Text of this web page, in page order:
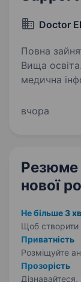
Doctor
Повна
Вища освіта. Doctor Eleks — це українська
медична
пацієнтів
вчора
нової
Не більше 3
Щоб створити
Приватність
Розміщуйте
Прозорість